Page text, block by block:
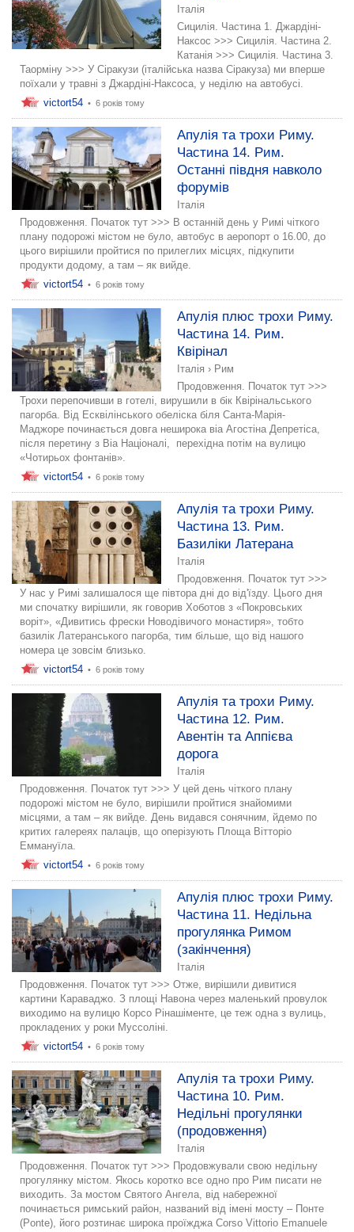
Італія
Сицилія. Частина 1. Джардіні-
Наксос >>> Сицилія. Частина 2.
Катанія >>> Сицилія. Частина 3.
Таорміну >>> У Сіракузи (італійська назва Сіракуза) ми вперше
поїхали у травні з Джардіні-Наксоса, у неділю на автобусі.
victort54 • 6 років тому
Апулія та трохи Риму.
Частина 14. Рим.
Останні півдня навколо
форумів
Італія
Продовження. Початок тут >>> В останній день у Римі чіткого
плану подорожі містом не було, автобус в аеропорт о 16.00, до
цього вирішили пройтися по прилеглих місцях, підкупити
продукти додому, а там – як вийде.
victort54 • 6 років тому
Апулія плюс трохи Риму.
Частина 14. Рим.
Квірінал
Італія › Рим
Продовження. Початок тут >>>
Трохи перепочивши в готелі, вирушили в бік Квірінальського
пагорба. Від Есквілінського обеліска біля Санта-Марія-
Маджоре починається довга неширока віа Агостіна Депретіса,
після перетину з Віа Націоналі, перехідна потім на вулицю
«Чотирьох фонтанів».
victort54 • 6 років тому
Апулія та трохи Риму.
Частина 13. Рим.
Базиліки Латерана
Італія
Продовження. Початок тут >>>
У нас у Римі залишалося ще півтора дні до від'їзду. Цього дня
ми спочатку вирішили, як говорив Хоботов з «Покровських
воріт», «Дивитись фрески Новодівичого монастиря», тобто
базилік Латеранського пагорба, тим більше, що від нашого
номера це зовсім близько.
victort54 • 6 років тому
Апулія та трохи Риму.
Частина 12. Рим.
Авентін та Аппієва
дорога
Італія
Продовження. Початок тут >>> У цей день чіткого плану
подорожі містом не було, вирішили пройтися знайомими
місцями, а там – як вийде. День видався сонячним, йдемо по
критих галереях палаців, що оперізують Площа Вітторіо
Еммануїла.
victort54 • 6 років тому
Апулія плюс трохи Риму.
Частина 11. Недільна
прогулянка Римом
(закінчення)
Італія
Продовження. Початок тут >>> Отже, вирішили дивитися
картини Караваджо. З площі Навона через маленький провулок
виходимо на вулицю Корсо Рінашіменте, це теж одна з вулиць,
прокладених у роки Муссоліні.
victort54 • 6 років тому
Апулія та трохи Риму.
Частина 10. Рим.
Недільні прогулянки
(продовження)
Італія
Продовження. Початок тут >>> Продовжували свою недільну
прогулянку містом. Якось коротко все одно про Рим писати не
виходить. За мостом Святого Ангела, від набережної
починається римський район, названий від імені мосту – Понте
(Ponte), його розтинає широка проїжджа Corso Vittorio Emanuele